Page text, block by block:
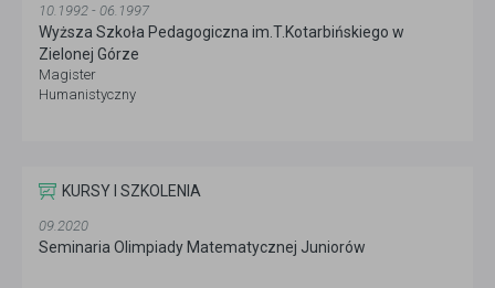
10.1992 - 06.1997
Wyższa Szkoła Pedagogiczna im.T.Kotarbińskiego w
Zielonej Górze
Magister
Humanistyczny
KURSY I SZKOLENIA
09.2020
Seminaria Olimpiady Matematycznej Juniorów